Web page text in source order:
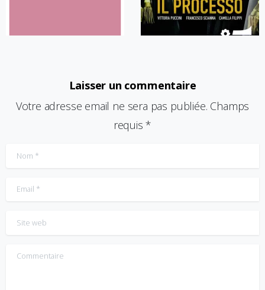
Laisser un commentaire
Votre adresse email ne sera pas publiée. Champs
requis *
Nom*
Email*
Site web
Commentaire